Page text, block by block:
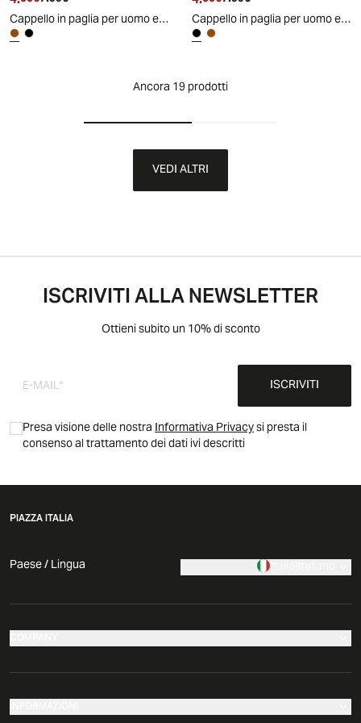
Cappello in paglia per uomo elegante - Marrone
Cappello in paglia per uomo elegante - Nero
Ancora 19 prodotti
VEDI ALTRI
ISCRIVITI ALLA NEWSLETTER
Ottieni subito un 10% di sconto
ISCRIVITI
Presa visione delle nostraInformativa Privacysi presta il
consenso al trattamento dei dati ivi descritti
PIAZZA ITALIA
Paese / Lingua Italia|Italiano
I nostri negozi
Azienda